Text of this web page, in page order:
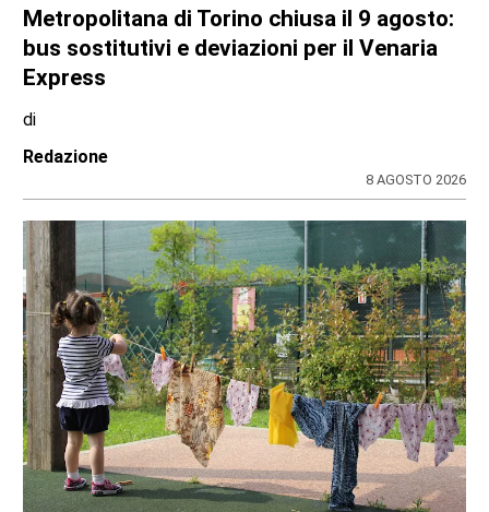
Metropolitana di Torino chiusa il 9 agosto:
bus sostitutivi e deviazioni per il Venaria
Express
di
Redazione
8 AGOSTO 2026